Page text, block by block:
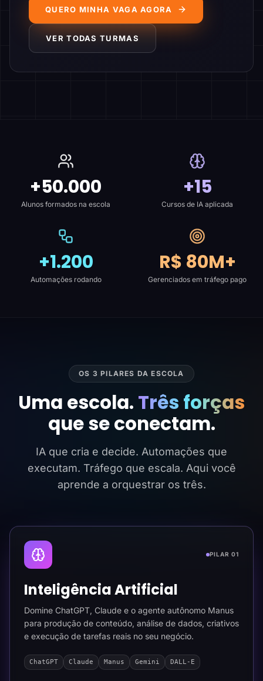
QUERO MINHA VAGA AGORA
VER TODAS TURMAS
+50.000
Alunos formados na escola
+15
Cursos de IA aplicada
+1.200
Automações rodando
R$ 80M+
Gerenciados em tráfego pago
OS 3 PILARES DA ESCOLA
Uma escola. Três forças
que se conectam.
IA que cria e decide. Automações que
executam. Tráfego que escala. Aqui você
aprende a orquestrar os três.
PILAR 01
Inteligência Artificial
Domine ChatGPT, Claude e o agente autônomo Manus
para produção de conteúdo, análise de dados, criativos
e execução de tarefas reais no seu negócio.
ChatGPT Claude Manus Gemini DALL-E